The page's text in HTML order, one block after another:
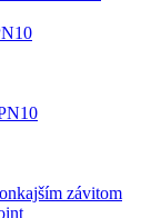
závitom